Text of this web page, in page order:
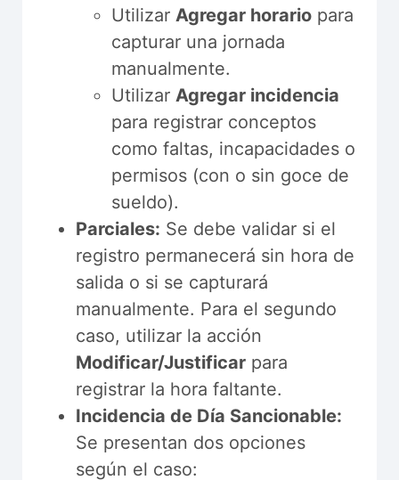
Utilizar Agregar horario para
capturar una jornada
manualmente.
Utilizar Agregar incidencia
para registrar conceptos
como faltas, incapacidades o
permisos (con o sin goce de
sueldo).
Parciales: Se debe validar si el
registro permanecerá sin hora de
salida o si se capturará
manualmente. Para el segundo
caso, utilizar la acción
Modificar/Justificar para
registrar la hora faltante.
Incidencia de Día Sancionable:
Se presentan dos opciones
según el caso: